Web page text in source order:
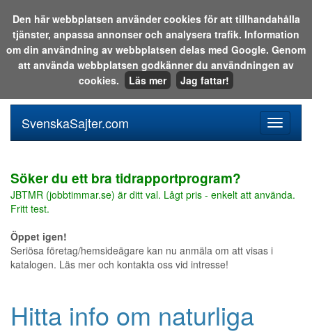
Sök i katalogen eller på webben:
meny
SvenskaSajter.com
Söker du ett bra tidrapportprogram?
JBTMR (jobbtimmar.se) är ditt val. Lågt pris - enkelt att använda.
Fritt test.
Öppet igen!
Seriösa företag/hemsideägare kan nu anmäla om att visas i
katalogen. Läs mer och kontakta oss vid intresse!
Hitta info om naturliga
Den här webbplatsen använder cookies för att tillhandahålla
tjänster, anpassa annonser och analysera trafik. Information
om din användning av webbplatsen delas med Google. Genom
att använda webbplatsen godkänner du användningen av
cookies.
Läs mer Jag fattar!